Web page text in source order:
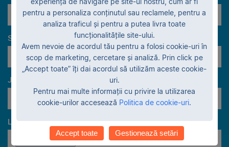
Prelucrare lemn
Stadiu garanție
Lichidare patrimonială
Judeţe
Toate judeţele
Localităţi
Toate localităţile
pentru a personaliza conținutul sau reclamele, pentru a
analiza traficul și pentru a putea livra toate
funcționalitățile site-ului.
Avem nevoie de acordul tău pentru a folosi cookie-uri în
scop de marketing, cercetare și analiză. Prin click pe
„Accept toate” îți dai acordul să utilizăm aceste cookie-
uri.
Pentru mai multe informații cu privire la utilizarea
cookie-urilor accesează Politica de cookie-uri.
Accept toate Gestionează setări